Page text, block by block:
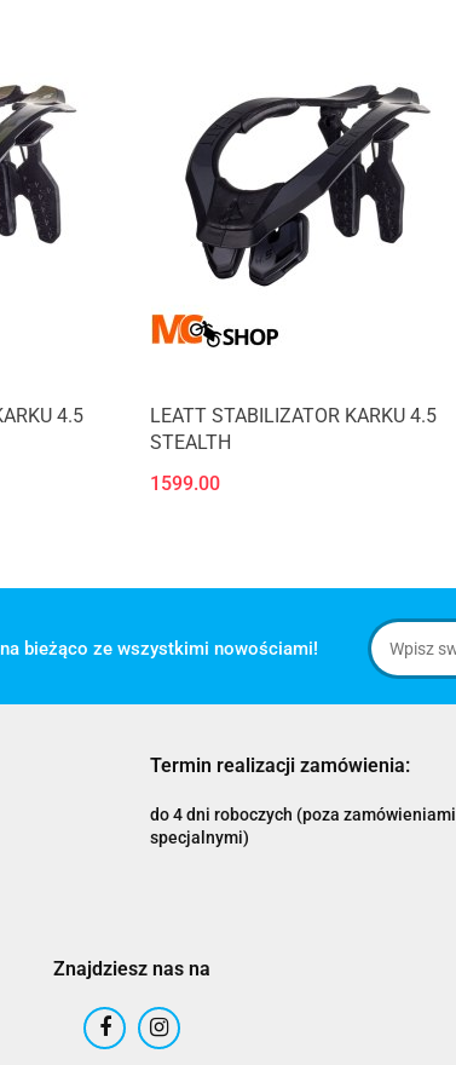
4.5
LEATT STABILIZATOR KARKU 4.5
STEALTH
1599.00
bieżąco ze wszystkimi nowościami!
Termin realizacji zamówienia:
do 4 dni roboczych (poza zamówieniami
specjalnymi)
Znajdziesz nas na